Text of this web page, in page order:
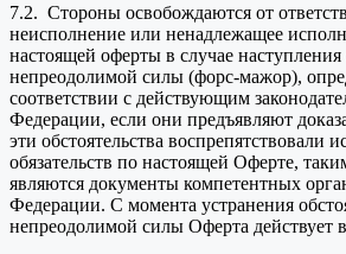
7.2. Стороны освобождаются от
неисполнение или ненадлежащее
настоящей оферты в случае наступления
непреодолимой силы (форс-мажор),
соответствии с действующим
Федерации, если они предъявляют
эти обстоятельства воспрепятствовали
обязательств по настоящей Оферте,
являются документы компетентных
Федерации. С момента устранения
непреодолимой силы Оферта действует